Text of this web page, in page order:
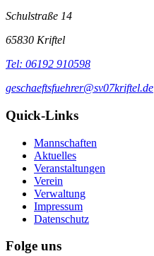
Schulstraße 14
65830 Kriftel
Tel: 06192 910598
geschaeftsfuehrer@sv07kriftel.de
Quick-Links
Mannschaften
Aktuelles
Veranstaltungen
Verein
Verwaltung
Impressum
Datenschutz
Folge uns